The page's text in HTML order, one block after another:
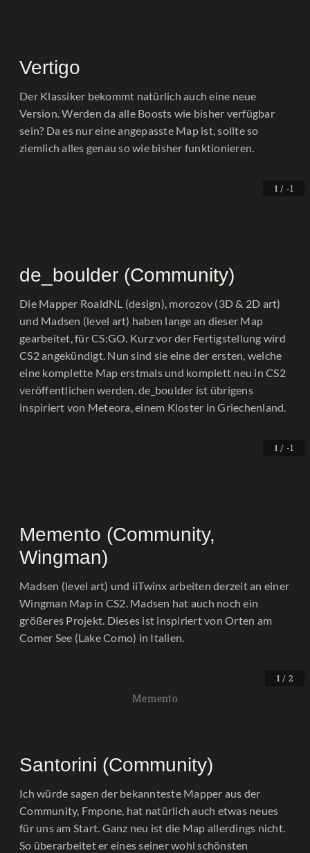
Vertigo
Der Klassiker bekommt natürlich auch eine neue
Version. Werden da alle Boosts wie bisher verfügbar
sein? Da es nur eine angepasste Map ist, sollte so
ziemlich alles genau so wie bisher funktionieren.
1/ -1
de_boulder (Community)
Die Mapper RoaldNL (design), morozov (3D & 2D art)
und Madsen (level art) haben lange an dieser Map
gearbeitet, für CS:GO. Kurz vor der Fertigstellung wird
CS2 angekündigt. Nun sind sie eine der ersten, welche
eine komplette Map erstmals und komplett neu in CS2
veröffentlichen werden. de_boulder ist übrigens
inspiriert von Meteora, einem Kloster in Griechenland.
1/ -1
Memento (Community,
Wingman)
Madsen (level art) und iiTwinx arbeiten derzeit an einer
Wingman Map in CS2. Madsen hat auch noch ein
größeres Projekt. Dieses ist inspiriert von Orten am
Comer See (Lake Como) in Italien.
1 / 2
Memento
Santorini (Community)
Ich würde sagen der bekannteste Mapper aus der
Community, Fmpone, hat natürlich auch etwas neues
für uns am Start. Ganz neu ist die Map allerdings nicht.
So überarbeitet er eines seiner wohl schönsten